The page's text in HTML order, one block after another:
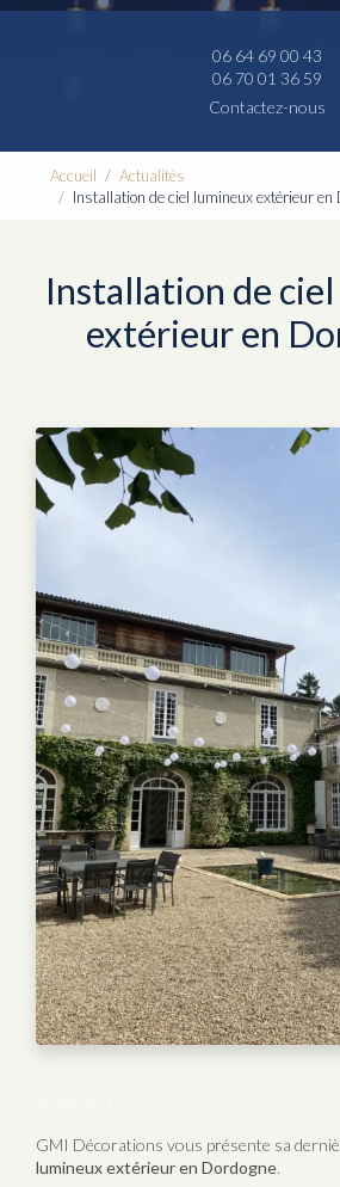
06 64 69 00 43
06 70 01 36 59
Contactez-nous
Accueil
Actualités
Installation de ciel lumineux extérieur en
Installation de
extérieur en
GMI Décorations vous présente sa
lumineux extérieur en Dordogne.